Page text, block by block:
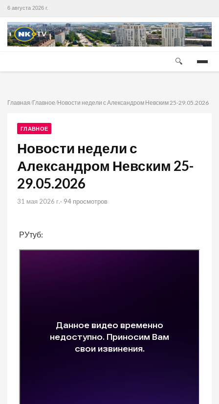
6 августа 2026 г.
🔍
Главная/Главное/Новости недели с Александром Невским 25-29.05.2026
ГЛАВНОЕ
Новости недели с
Александром Невским 25-
29.05.2026
31 мая 2026 г.· 94 просмотров
РУтуб: